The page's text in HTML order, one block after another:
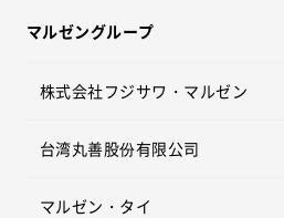
マルゼングループ
株式会社フジサワ・マルゼン
台湾丸善股份有限公司
マルゼン・タイ